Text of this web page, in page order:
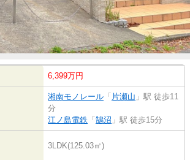
6,399万円
湘南モノレール 「 片瀬山 」駅 徒歩11
分
江ノ島電鉄 「 鵠沼 」駅 徒歩15分
3LDK(125.03㎡)